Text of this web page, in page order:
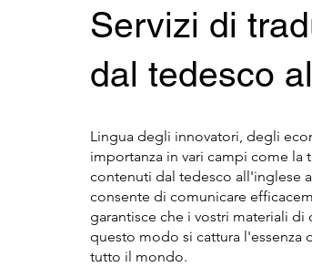
Lingua degli innovatori, degli
importanza in vari campi come la
contenuti dal tedesco all'inglese
consente di comunicare
garantisce che i vostri materiali
questo modo si cattura
tutto il mondo.
Servizi di
dal tedesco